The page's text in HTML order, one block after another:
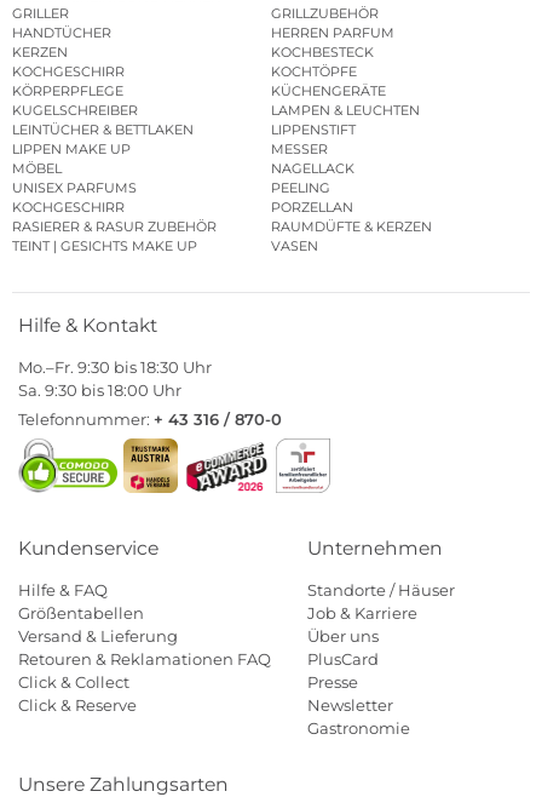
GRILLER
GRILLZUBEHÖR
HANDTÜCHER
HERREN PARFUM
KERZEN
KOCHBESTECK
KOCHGESCHIRR
KOCHTÖPFE
KÖRPERPFLEGE
KÜCHENGERÄTE
KUGELSCHREIBER
LAMPEN & LEUCHTEN
LEINTÜCHER & BETTLAKEN
LIPPENSTIFT
LIPPEN MAKE UP
MESSER
MÖBEL
NAGELLACK
UNISEX PARFUMS
PEELING
KOCHGESCHIRR
PORZELLAN
RASIERER & RASUR ZUBEHÖR
RAUMDÜFTE & KERZEN
TEINT | GESICHTS MAKE UP
VASEN
Hilfe & Kontakt
Mo.–Fr. 9:30 bis 18:30 Uhr
Sa. 9:30 bis 18:00 Uhr
Telefonnummer: + 43 316 / 870-0
Kundenservice
Hilfe & FAQ
Größentabellen
Versand & Lieferung
Retouren & Reklamationen FAQ
Click & Collect
Click & Reserve
Unternehmen
Standorte / Häuser
Job & Karriere
Über uns
PlusCard
Presse
Newsletter
Gastronomie
Unsere Zahlungsarten